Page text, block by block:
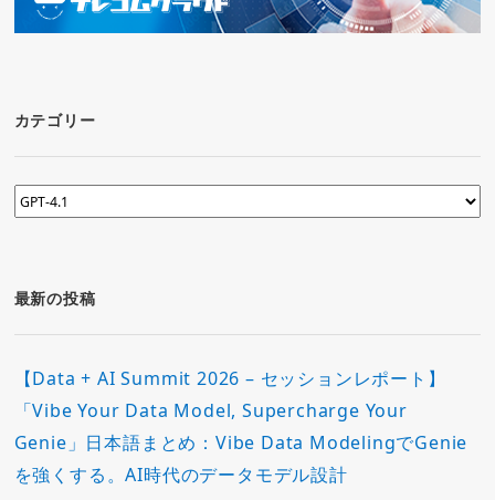
カテゴリー
カ
テ
ー
最新の投稿
【Data + AI Summit 2026 – セッションレポート】
「Vibe Your Data Model, Supercharge Your
Genie」日本語まとめ：Vibe Data ModelingでGenie
を強くする。AI時代のデータモデル設計